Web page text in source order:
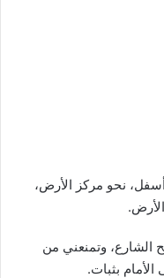
نحو مركز الأرض،
الشارع، وتمنعني من
بثبات.